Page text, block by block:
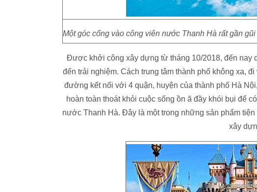
Một góc cổng vào công viên nước Thanh Hà rất gần
Được khởi công xây dựng từ tháng 10/2018, đến nay
đến trải nghiệm. Cách trung tâm thành phố không xa,
đường kết nối với 4 quận, huyện của thành phố Hà
hoàn toàn thoát khỏi cuộc sống ồn ã đầy khói bụi để
nước Thanh Hà. Đây là một trong những sản phẩm
xây